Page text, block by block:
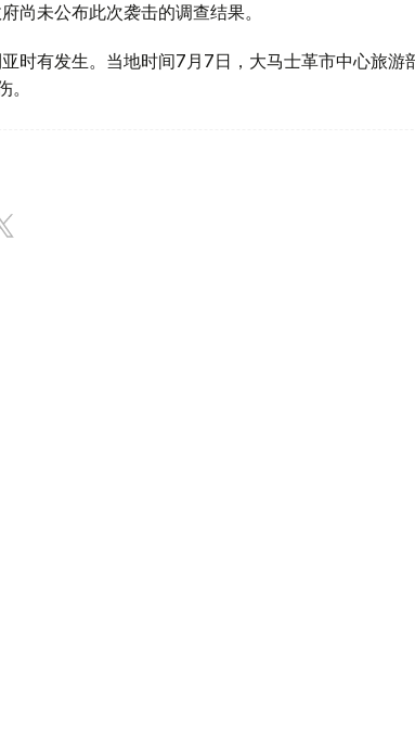
尚未公布此次袭击的调查结果。
时有发生。当地时间7月7日，大马士革市中心旅游